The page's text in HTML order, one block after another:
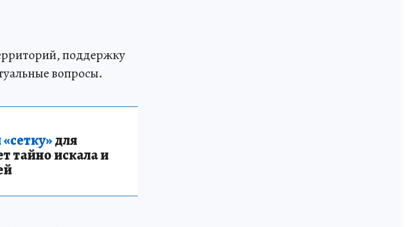
поддержку
вопросы.
для
тайно искала и